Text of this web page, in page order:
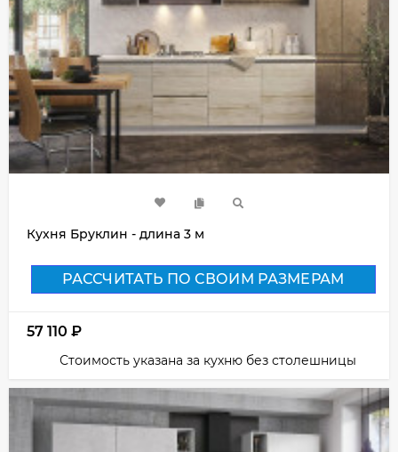
Кухня Бруклин - длина 3 м
РАССЧИТАТЬ ПО СВОИМ РАЗМЕРАМ
57 110 ₽
Стоимость указана за кухню без столешницы